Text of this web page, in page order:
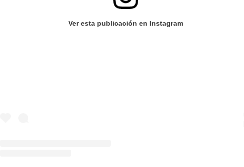
Ver esta publicación en Instagram